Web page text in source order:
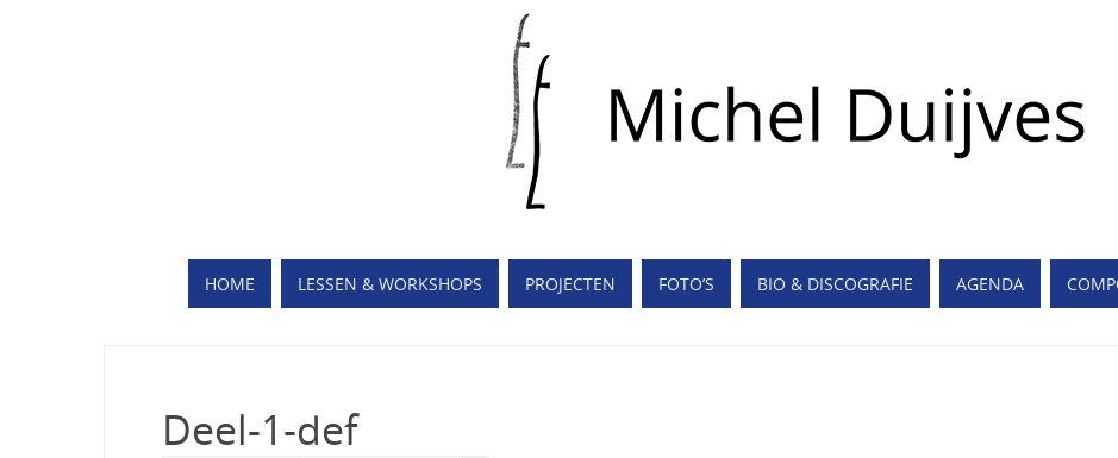
HOME LESSEN & WORKSHOPS PROJECTEN FOTO’S BIO & DISCOGRAFIE AGENDA
Deel-1-def